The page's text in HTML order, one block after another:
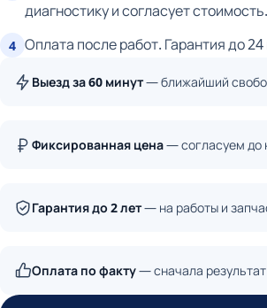
диагностику и согласует стоимость.
4 Оплата после работ. Гарантия до
Выезд за 60 минут— ближайший
Фиксированная цена— согласуем до
Гарантия до 2 лет— на работы и
Оплата по факту— сначала результат